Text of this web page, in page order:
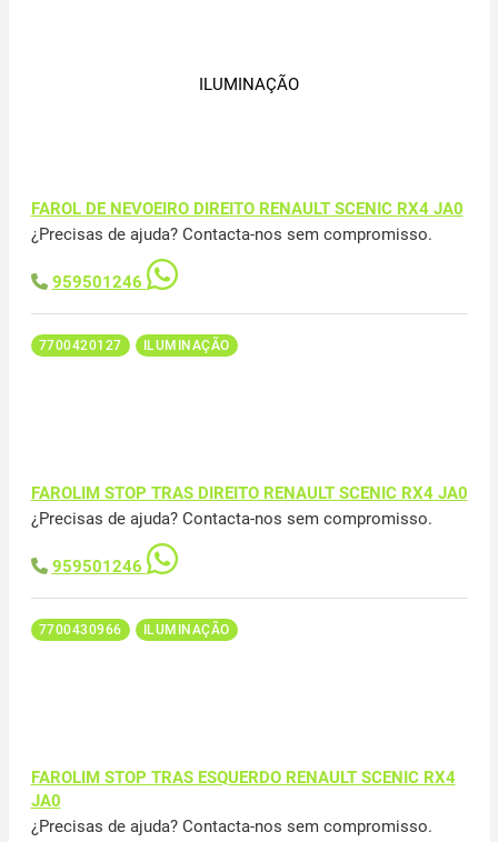
ILUMINAÇÃO
FAROL DE NEVOEIRO DIREITO RENAULT SCENIC RX4 JA0
¿Precisas de ajuda? Contacta-nos sem compromisso.
959501246
7700420127 ILUMINAÇÃO
FAROLIM STOP TRAS DIREITO RENAULT SCENIC RX4 JA0
¿Precisas de ajuda? Contacta-nos sem compromisso.
959501246
7700430966 ILUMINAÇÃO
FAROLIM STOP TRAS ESQUERDO RENAULT SCENIC RX4
JA0
¿Precisas de ajuda? Contacta-nos sem compromisso.